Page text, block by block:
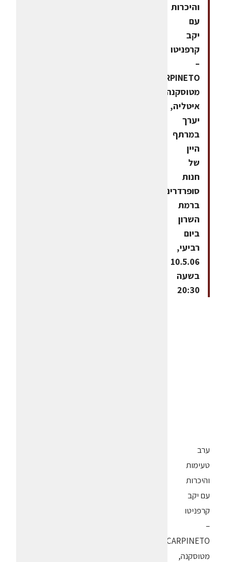
והיכרות
עם
יקב
קרפניטו
–
CARPINETO
מטוסקנה,
איטליה,
יערך
במרתף
היין
של
חנות
סופרדרינק
ברמת
השרון
ביום
רביעי,
10.5.06
בשעה
20:30
ערב
טעימות
והיכרות
עם יקב
קרפניטו
–
CARPINETO
מטוסקנה,